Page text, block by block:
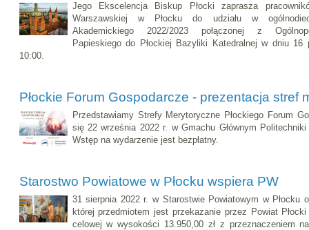
Jego Ekscelencja Biskup Płocki zaprasza
Warszawskiej w Płocku do udziału w
Akademickiego 2022/2023 połączonej z
Papieskiego do Płockiej Bazyliki Katedralnej w dniu
10:00.
Płockie Forum Gospodarcze - prezentacja stref
Przedstawiamy Strefy Merytoryczne Płockiego Forum
się 22 września 2022 r. w Gmachu Głównym
Wstęp na wydarzenie jest bezpłatny.
Starostwo Powiatowe w Płocku wspiera PW
31 sierpnia 2022 r. w Starostwie Powiatowym w Płocku
której przedmiotem jest przekazanie przez Powiat
celowej w wysokości 13.950,00 zł z przeznaczeniem